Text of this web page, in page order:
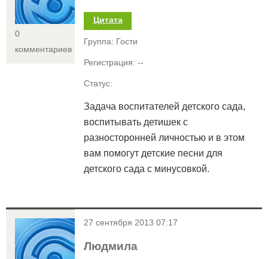
0
комментариев
Цитата
Группа: Гости
Регистрация: --
Статус:
Задача воспитателей детского сада,
воспитывать детишек с
разносторонней личностью и в этом
вам помогут детские песни для
детского сада с минусовкой.
< 27 сентября 2013 07:17
Людмила